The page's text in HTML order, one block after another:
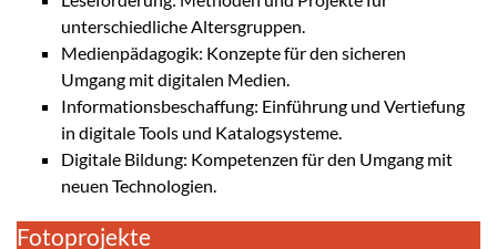
unterschiedliche Altersgruppen.
Medienpädagogik: Konzepte für den sicheren
Umgang mit digitalen Medien.
Informationsbeschaffung: Einführung und Vertiefung
in digitale Tools und Katalogsysteme.
Digitale Bildung: Kompetenzen für den Umgang mit
neuen Technologien.
Fotoprojekte